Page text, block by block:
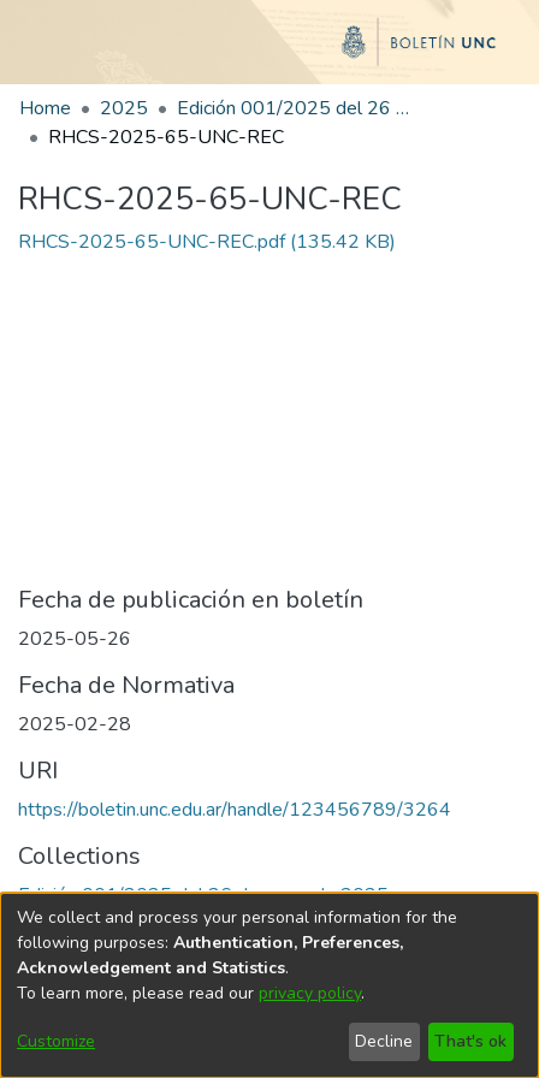
Home 2025
Edición 001/2025 del 26 de mayo de 2025
RHCS-2025-65-UNC-REC
RHCS-2025-65-UNC-REC
RHCS-2025-65-UNC-REC.pdf(135.42 KB)
Fecha de publicación en boletín
2025-05-26
Fecha de Normativa
2025-02-28
URI
https://boletin.unc.edu.ar/handle/123456789/3264
Collections
Edición 001/2025 del 26 de mayo de 2025
Universidad Nacional de Córdoba
We collect and process your personal information for the
following purposes: Authentication, Preferences,
Acknowledgement and Statistics.
To learn more, please read our privacy policy.
Customize Decline That's ok